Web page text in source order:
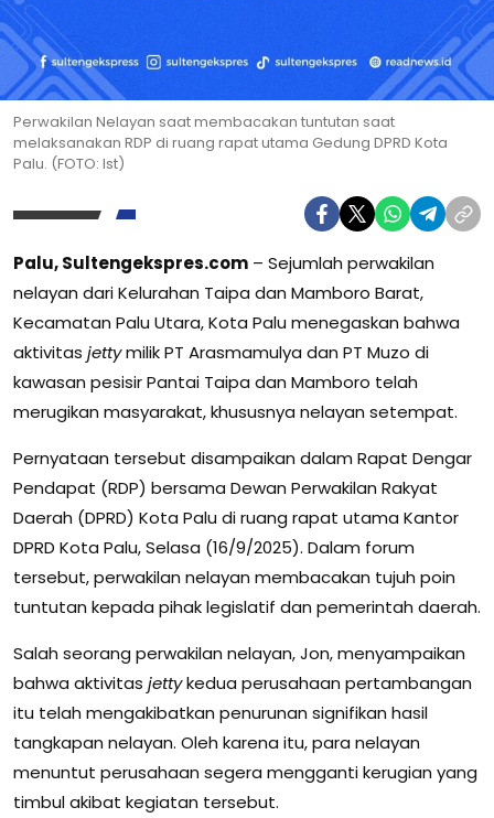
Perwakilan Nelayan saat membacakan tuntutan saat
melaksanakan RDP di ruang rapat utama Gedung DPRD Kota
Palu. (FOTO: Ist)
Palu, Sultengekspres.com – Sejumlah perwakilan
nelayan dari Kelurahan Taipa dan Mamboro Barat,
Kecamatan Palu Utara, Kota Palu menegaskan bahwa
aktivitas jettymilik PT Arasmamulya dan PT Muzo di
kawasan pesisir Pantai Taipa dan Mamboro telah
merugikan masyarakat, khususnya nelayan setempat.
Pernyataan tersebut disampaikan dalam Rapat Dengar
Pendapat (RDP) bersama Dewan Perwakilan Rakyat
Daerah (DPRD) Kota Palu di ruang rapat utama Kantor
DPRD Kota Palu, Selasa (16/9/2025). Dalam forum
tersebut, perwakilan nelayan membacakan tujuh poin
tuntutan kepada pihak legislatif dan pemerintah daerah.
Salah seorang perwakilan nelayan, Jon, menyampaikan
bahwa aktivitas jettykedua perusahaan pertambangan
itu telah mengakibatkan penurunan signifikan hasil
tangkapan nelayan. Oleh karena itu, para nelayan
menuntut perusahaan segera mengganti kerugian yang
timbul akibat kegiatan tersebut.